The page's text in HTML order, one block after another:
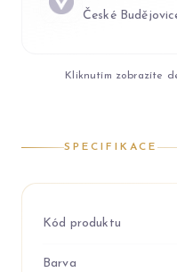
České
Kliknutím zobrazíte
SPECIFIKACE
Kód produktu
Barva